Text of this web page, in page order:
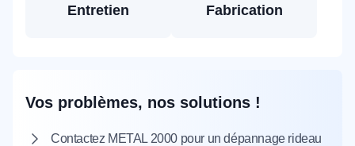
Entretien Fabrication
Vos problèmes, nos solutions !
Contactez METAL 2000 pour un dépannage rideau